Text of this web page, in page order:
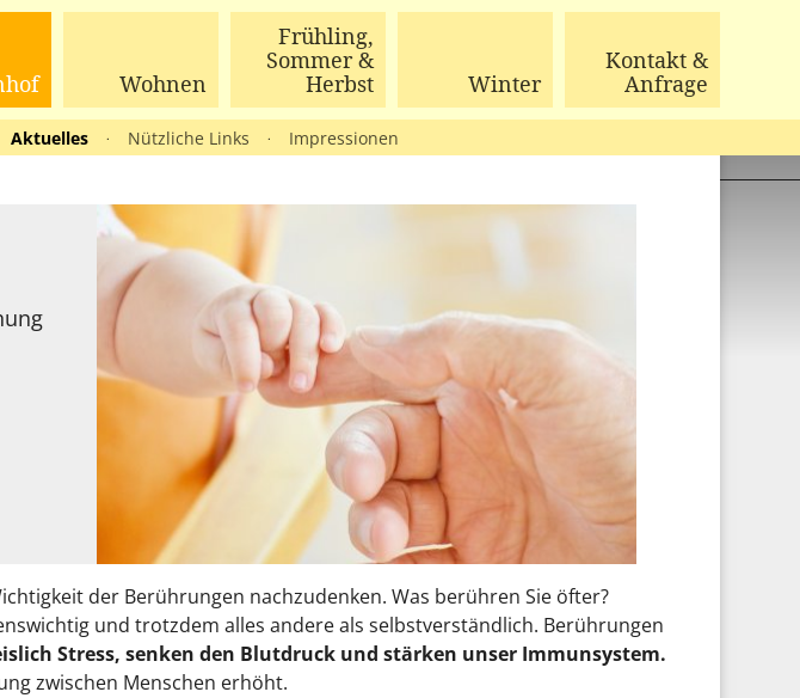
Aktuelles · Nützliche Links · Impressionen
Wohnen
Frühling,
Sommer &
Herbst
Winter
Kontakt &
Anfrage
der Berührungen nachzudenken. Was berühren Sie öfter?
und trotzdem alles andere als selbstverständlich. Berührungen
Stress, senken den Blutdruck und stärken unser Immunsystem.
zwischen Menschen erhöht.